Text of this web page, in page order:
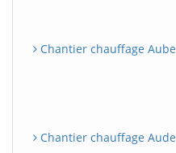
Chantier chauffage Aube
Chantier chauffage Aude